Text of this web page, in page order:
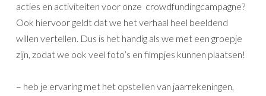
acties en activiteiten voor onze crowdfundingcampagne?
Ook hiervoor geldt dat we het verhaal heel beeldend
willen vertellen. Dus is het handig als we met een groepje
zijn, zodat we ook veel foto’s en filmpjes kunnen plaatsen!
– heb je ervaring met het opstellen van jaarrekeningen,